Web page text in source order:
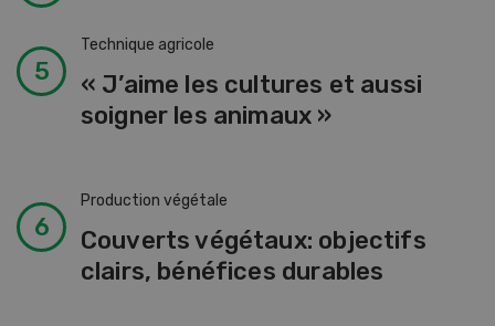
Technique agricole
« J’aime les cultures et aussi
soigner les animaux »
Production végétale
Couverts végétaux: objectifs
clairs, bénéfices durables